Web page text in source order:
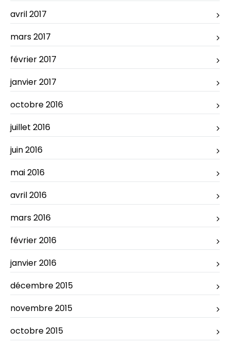
avril 2017
mars 2017
février 2017
janvier 2017
octobre 2016
juillet 2016
juin 2016
mai 2016
avril 2016
mars 2016
février 2016
janvier 2016
décembre 2015
novembre 2015
octobre 2015